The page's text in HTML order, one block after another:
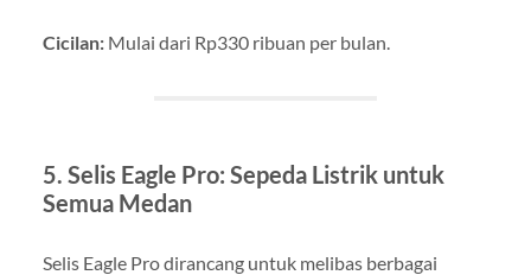
Cicilan:Mulai dari Rp330 ribuan per bulan.
5. Selis Eagle Pro: Sepeda Listrik untuk
Semua Medan
Selis Eagle Pro dirancang untuk melibas berbagai